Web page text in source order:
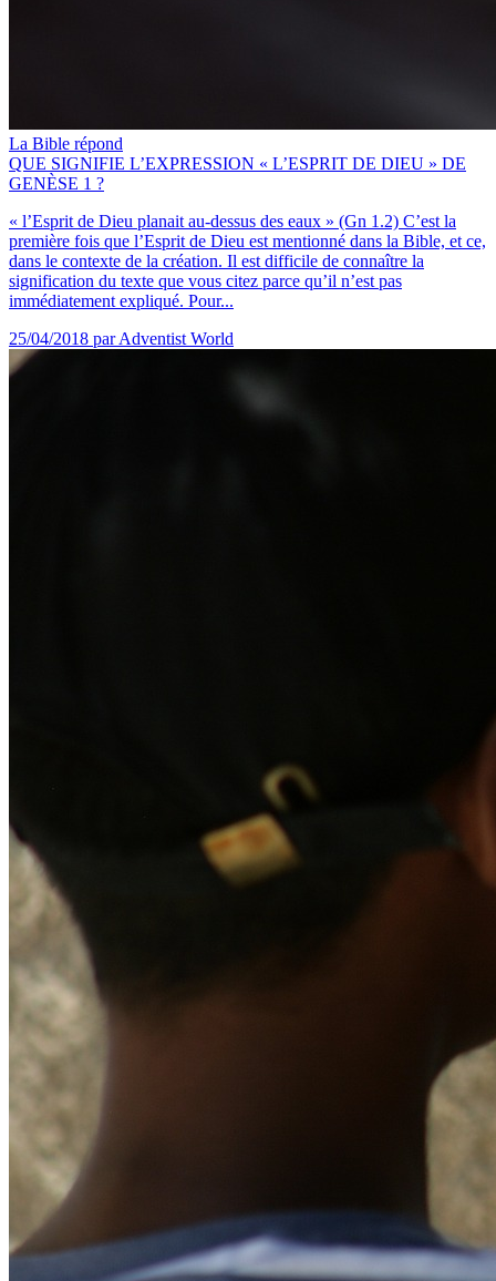
La Bible répond
QUE SIGNIFIE L’EXPRESSION « L’ESPRIT DE DIEU » DE
GENÈSE 1 ?
« l’Esprit de Dieu planait au-dessus des eaux » (Gn 1.2) C’est la
première fois que l’Esprit de Dieu est mentionné dans la Bible, et ce,
dans le contexte de la création. Il est difficile de connaître la
signification du texte que vous citez parce qu’il n’est pas
immédiatement expliqué. Pour...
25/04/2018 par Adventist World